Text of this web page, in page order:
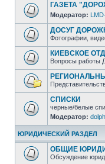
ГАЗЕТА
Модератор:
ДОСУГ
Фотографии,
КИЕВСКОЕ
Вопросы работы
СПИСКИ
черные/белые
Модератор:
ЮРИДИЧЕСКИЙ РАЗДЕЛ
ОБЩИЕ
Обсуждение